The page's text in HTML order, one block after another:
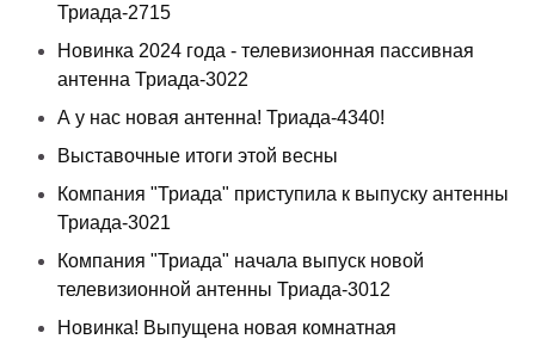
Триада-2715
Новинка 2024 года - телевизионная пассивная
антенна Триада-3022
А у нас новая антенна! Триада-4340!
Выставочные итоги этой весны
Компания "Триада" приступила к выпуску антенны
Триада-3021
Компания "Триада" начала выпуск новой
телевизионной антенны Триада-3012
Новинка! Выпущена новая комнатная